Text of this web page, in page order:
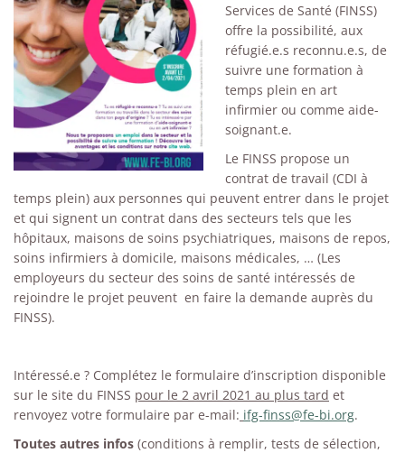
Services de Santé (FINSS)
offre la possibilité, aux
réfugié.e.s reconnu.e.s, de
suivre une formation à
temps plein en art
infirmier ou comme aide-
soignant.e.
Le FINSS propose un
contrat de travail (CDI à
temps plein) aux personnes qui peuvent entrer dans le projet
et qui signent un contrat dans des secteurs tels que les
hôpitaux, maisons de soins psychiatriques, maisons de repos,
soins infirmiers à domicile, maisons médicales, … (Les
employeurs du secteur des soins de santé intéressés de
rejoindre le projet peuvent en faire la demande auprès du
FINSS).
Intéressé.e ? Complétez le formulaire d’inscription disponible
sur le site du FINSS pour le 2 avril 2021 au plus tard et
renvoyez votre formulaire par e-mail: ifg-finss@fe-bi.org.
Toutes autres infos (conditions à remplir, tests de sélection,